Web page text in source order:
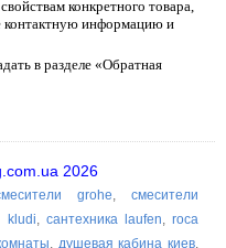
конкретного товара,
контактную информацию и
в разделе «Обратная
2026
grohe,смесители
kludi, сантехника laufen,roca
, душевая кабина киев,